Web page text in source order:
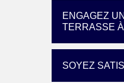
ENGAGEZ
TERRASSE
SOYEZ